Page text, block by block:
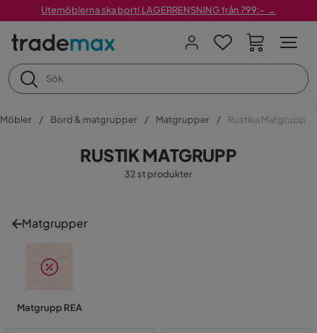
Utemöblerna ska bort! LAGERRENSNING från 799:– →
Möbler Bord & matgrupper Matgrupper Rustika Matgrupp
RUSTIK MATGRUPP
32 st produkter
Matgrupper
Matgrupp REA